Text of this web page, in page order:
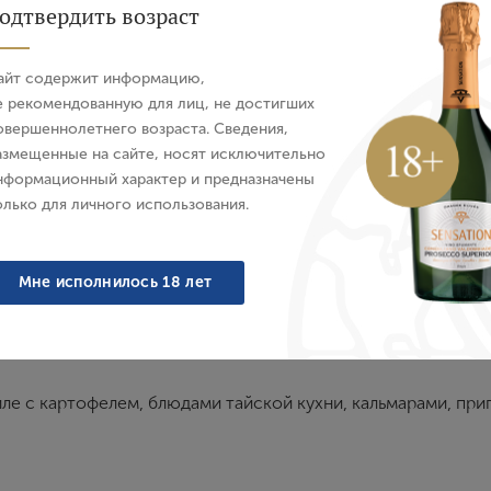
Характеристики О бренде
отблесками, яркими ароматами цитрусовых, прежде
лимонного мармелада. Долгое послевкусие с хорошей
с картофелем, блюдами тайской кухни, кальмарами,
возраст
содержит информацию,
рекомендованную для лиц, не достигших
возраста. Сведения,
на сайте, носят исключительно
характер и предназначены
для личного использования.
Мне исполнилось 18 лет
Авторизация
Пароль
Забыли пароль?